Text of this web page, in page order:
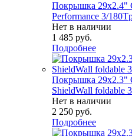
Покрышка 29x2.4"
Performance 3/
Нет в наличии
1 485 руб.
Подробнее
Покрышка 29x2.3"
ShieldWall foldable
Нет в наличии
2 250 руб.
Подробнее